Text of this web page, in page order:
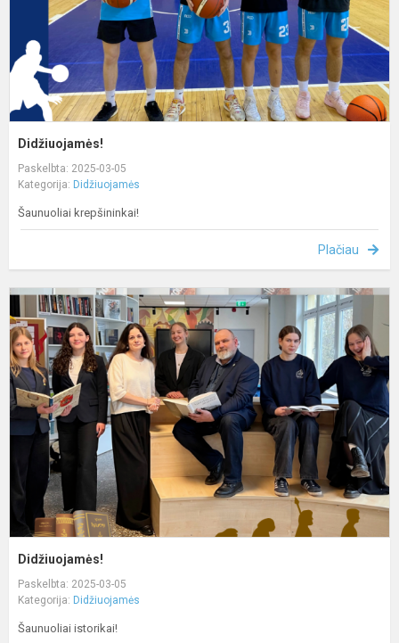
Didžiuojamės!
Paskelbta: 2025-03-05
Kategorija: Didžiuojamės
Šaunuoliai krepšininkai!
Plačiau
Didžiuojamės!
Paskelbta: 2025-03-05
Kategorija: Didžiuojamės
Šaunuoliai istorikai!